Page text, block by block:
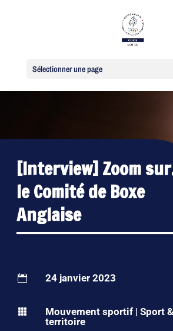
Sélectionner une page
[Interview] Zoom
le Comité de Boxe
Anglaise
 24 janvier 2023
 Mouvement sportif |Sport &
territoire